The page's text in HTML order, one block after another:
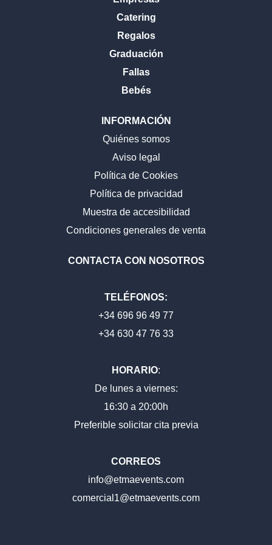
Catering
Regalos
Graduación
Fallas
Bebés
INFORMACIÓN
Quiénes somos
Aviso legal
Política de Cookies
Política de privacidad
Muestra de accesibilidad
Condiciones generales de venta
CONTACTA CON NOSOTROS
TELÉFONOS:
+34 696 96 49 77
+34 630 47 76 33
HORARIO:
De lunes a viernes:
16:30 a 20:00h
Preferible solicitar cita previa
CORREOS
info@etmaevents.com
comercial1@etmaevents.com